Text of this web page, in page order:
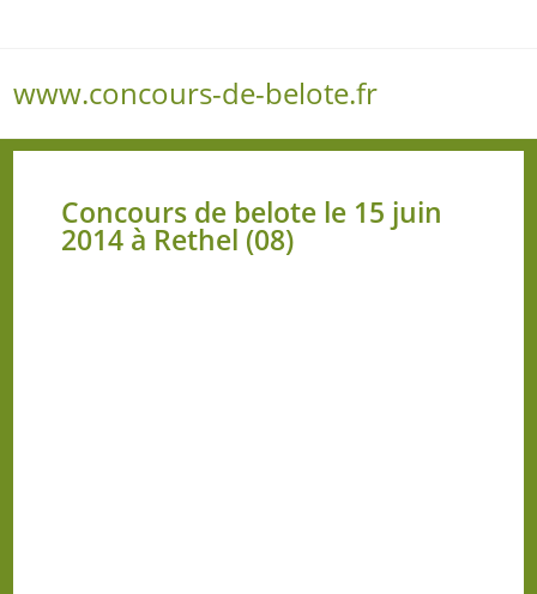
www.concours-de-belote.fr
Concours de belote le 15 juin
2014 à Rethel (08)